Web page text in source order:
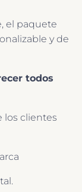
el paquete
y de
todos
los clientes